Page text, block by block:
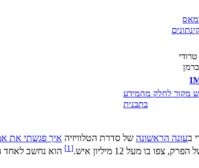
בעונה הראשונה של סדרת הטלוויזיה איך פגשתי את
צפו בו מעל 12 מיליון איש. [
1
] הוא נחשב לאחד